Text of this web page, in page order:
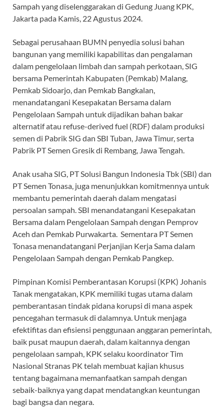
Sampah yang diselenggarakan di Gedung Juang KPK,
Jakarta pada Kamis, 22 Agustus 2024.
Sebagai perusahaan BUMN penyedia solusi bahan
bangunan yang memiliki kapabilitas dan pengalaman
dalam pengelolaan limbah dan sampah perkotaan, SIG
bersama Pemerintah Kabupaten (Pemkab) Malang,
Pemkab Sidoarjo, dan Pemkab Bangkalan,
menandatangani Kesepakatan Bersama dalam
Pengelolaan Sampah untuk dijadikan bahan bakar
alternatif atau refuse-derived fuel (RDF) dalam produksi
semen di Pabrik SIG dan SBI Tuban, Jawa Timur, serta
Pabrik PT Semen Gresik di Rembang, Jawa Tengah.
Anak usaha SIG, PT Solusi Bangun Indonesia Tbk (SBI) dan
PT Semen Tonasa, juga menunjukkan komitmennya untuk
membantu pemerintah daerah dalam mengatasi
persoalan sampah. SBI menandatangani Kesepakatan
Bersama dalam Pengelolaan Sampah dengan Pemprov
Aceh dan Pemkab Purwakarta. Sementara PT Semen
Tonasa menandatangani Perjanjian Kerja Sama dalam
Pengelolaan Sampah dengan Pemkab Pangkep.
Pimpinan Komisi Pemberantasan Korupsi (KPK) Johanis
Tanak mengatakan, KPK memiliki tugas utama dalam
pemberantasan tindak pidana korupsi di mana aspek
pencegahan termasuk di dalamnya. Untuk menjaga
efektifitas dan efisiensi penggunaan anggaran pemerintah,
baik pusat maupun daerah, dalam kaitannya dengan
pengelolaan sampah, KPK selaku koordinator Tim
Nasional Stranas PK telah membuat kajian khusus
tentang bagaimana memanfaatkan sampah dengan
sebaik-baiknya yang dapat mendatangkan keuntungan
bagi bangsa dan negara.